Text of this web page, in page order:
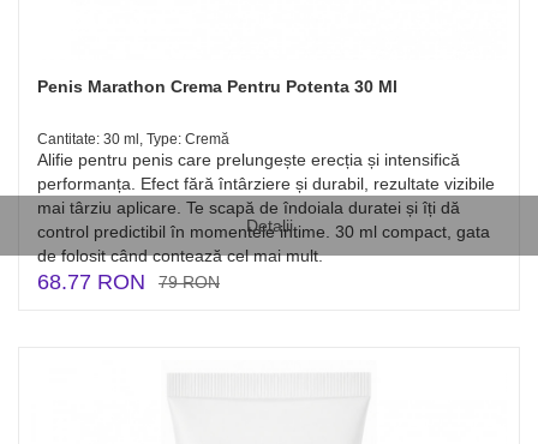
Detalii
Penis Marathon Crema Pentru Potenta 30 Ml
Cantitate: 30 ml, Type: Cremă
Alifie pentru penis care prelungește erecția și intensifică
performanța. Efect fără întârziere și durabil, rezultate vizibile
mai târziu aplicare. Te scapă de îndoiala duratei și îți dă
control predictibil în momentele intime. 30 ml compact, gata
de folosit când contează cel mai mult.
68.77 RON 79 RON